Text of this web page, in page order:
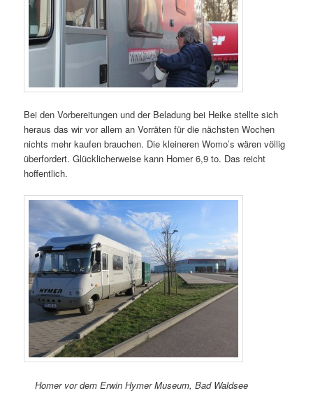
Bei den Vorbereitungen und der Beladung bei Heike stellte sich
heraus das wir vor allem an Vorräten für die nächsten Wochen
nichts mehr kaufen brauchen. Die kleineren Womo’s wären völlig
überfordert. Glücklicherweise kann Homer 6,9 to. Das reicht
hoffentlich.
Homer vor dem Erwin Hymer Museum, Bad Waldsee